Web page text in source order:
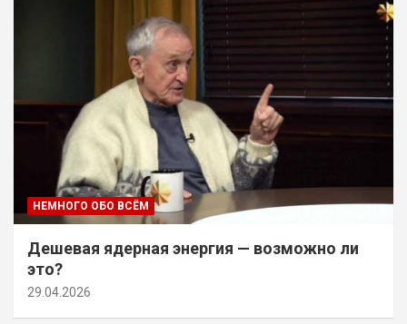
НЕМНОГО ОБО ВСЁМ
Дешевая ядерная энергия — возможно ли
это?
29.04.2026